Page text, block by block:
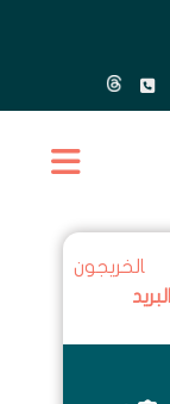
الخريجون
البريد